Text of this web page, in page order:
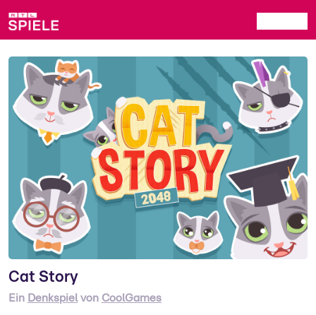
Cat Story
Ein Denkspielvon CoolGames